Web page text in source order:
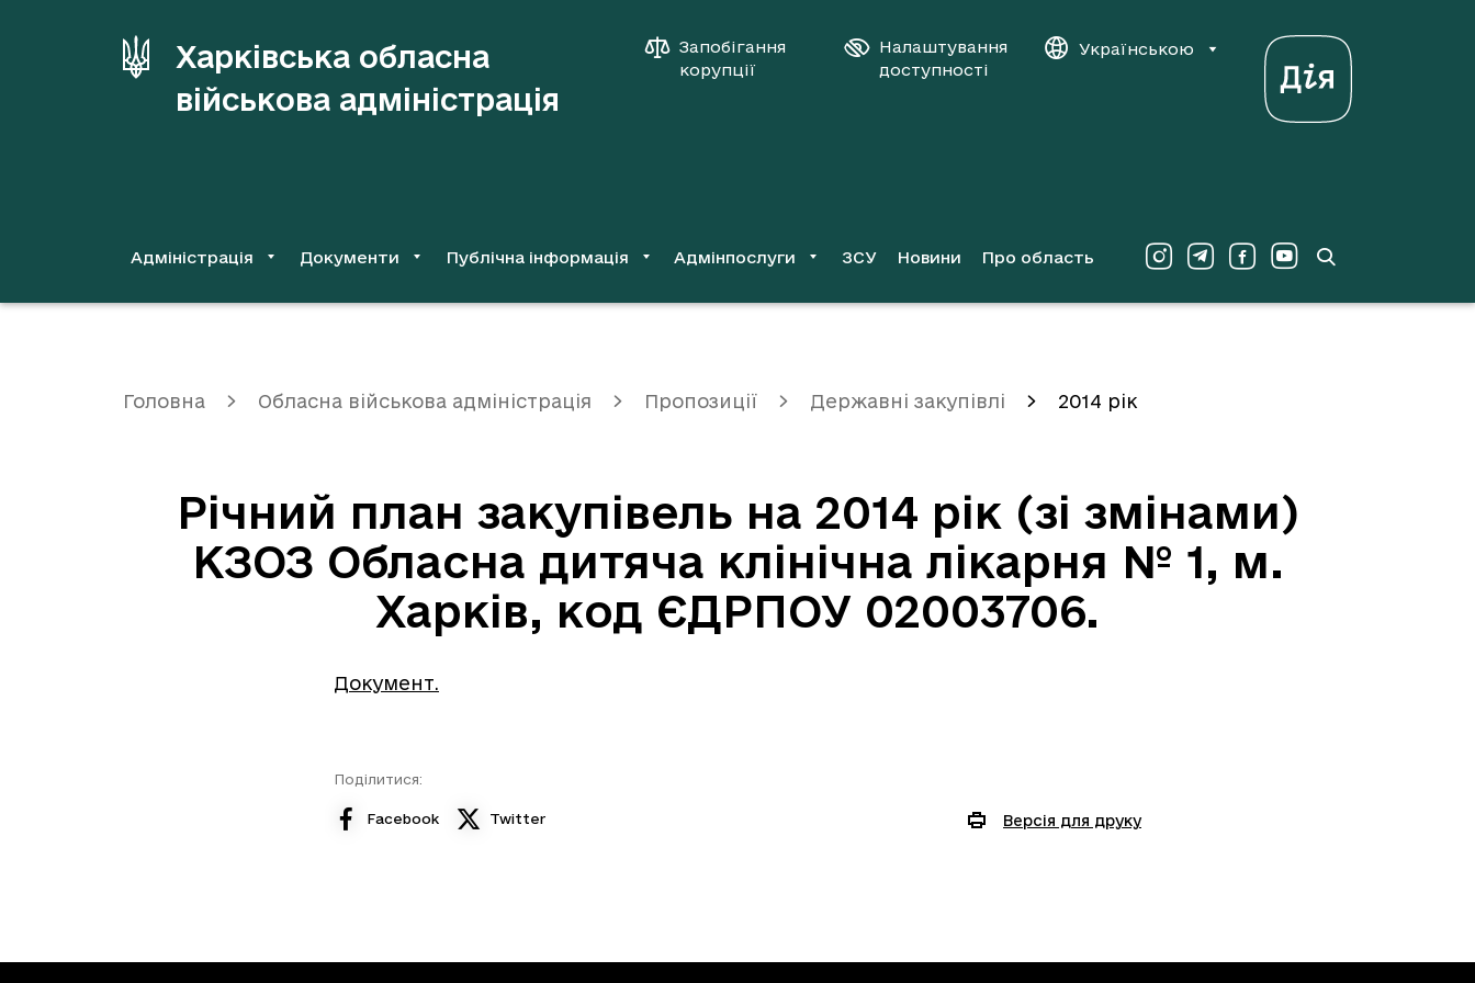
Харківська обласна
військова адміністрація
Запобігання
корупції
Налаштування
доступності
Українською
Адміністрація Документи Публічна інформація Адмінпослуги ЗСУ Новини Про область
Головна Обласна військова адміністрація Пропозиції Державні закупівлі 2014 рік
Річний план закупівель на 2014 рік (зі змінами)
КЗОЗ Обласна дитяча клінічна лікарня № 1, м.
Харків, код ЄДРПОУ 02003706.
Документ.
Поділитися:
Facebook Twitter Версія для друку